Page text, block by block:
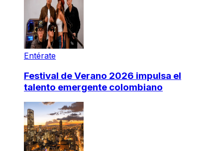
Entérate
Festival de Verano 2026 impulsa el
talento emergente colombiano